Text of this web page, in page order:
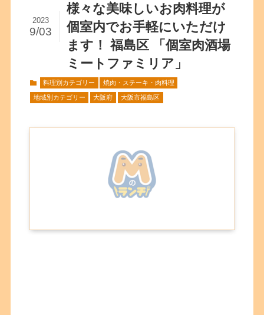
様々な美味しいお肉料理が
個室内でお手軽にいただけ
ます！ 福島区 「個室肉酒場
ミートファミリア」
2023
9/03
料理別カテゴリー 焼肉・ステーキ・肉料理
地域別カテゴリー 大阪府 大阪市福島区